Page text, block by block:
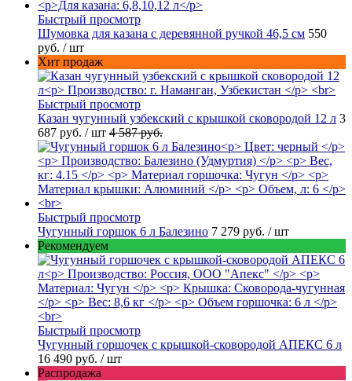
Быстрый просмотр
Шумовка для казана с деревянной ручкой 46,5 см 550
руб. / шт
Хит продаж
Быстрый просмотр
Казан чугунный узбекский с крышкой сковородой 12 л 3
687 руб. / шт 4 587 руб.
Быстрый просмотр
Чугунный горшок 6 л Балезино 7 279 руб. / шт
Рекомендуем
Быстрый просмотр
Чугунный горшочек с крышкой-сковородой АПЕКС 6 л
16 490 руб. / шт
Распродажа